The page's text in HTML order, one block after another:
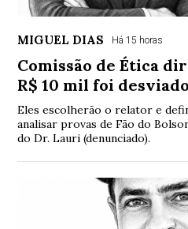
MIGUEL DIAS Há 15 horas
Comissão de Ética
R$ 10 mil foi
Eles escolherão o relator e
analisar provas de Fão do
do Dr. Lauri (denunciado).